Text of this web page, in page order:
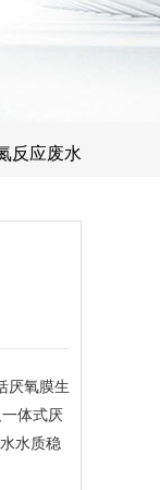
反应废水
厌氧膜生
体式厌
水质稳